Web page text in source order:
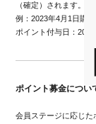
（確定）されます。
例：2023年4月1日購入
ポイント付与日：
ポイント募金につい
会員ステージに応じた